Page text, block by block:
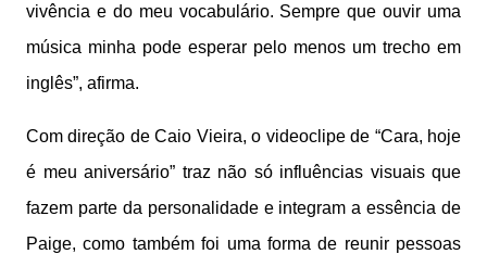
vivência e do meu vocabulário. Sempre que ouvir uma
música minha pode esperar pelo menos um trecho em
inglês”, afirma.
Com direção de Caio Vieira, o videoclipe de “Cara, hoje
é meu aniversário” traz não só influências visuais que
fazem parte da personalidade e integram a essência de
Paige, como também foi uma forma de reunir pessoas